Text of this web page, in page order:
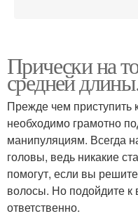
Прически на
средней
Прежде чем приступить
необходимо грамотно
манипуляциям. Всегда
головы, ведь никакие
помогут, если вы
волосы. Но подойдите к
ответственно.